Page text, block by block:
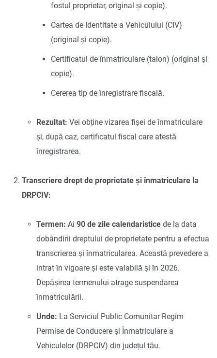
fostul proprietar, original și copie).
Cartea de Identitate a Vehiculului (CIV)
(original și copie).
Certificatul de înmatriculare (talon) (original și
copie).
Cererea tip de înregistrare fiscală.
Rezultat: Vei obține vizarea fișei de înmatriculare
și, după caz, certificatul fiscal care atestă
înregistrarea.
Transcriere drept de proprietate și înmatriculare la
DRPCIV:
Termen: Ai 90 de zile calendaristice de la data
dobândirii dreptului de proprietate pentru a efectua
transcrierea și înmatricularea. Această prevedere a
intrat în vigoare și este valabilă și în 2026.
Depășirea termenului atrage suspendarea
înmatriculării.
Unde: La Serviciul Public Comunitar Regim
Permise de Conducere și Înmatriculare a
Vehiculelor (DRPCIV) din județul tău.